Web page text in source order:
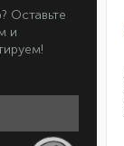
Оставьте
и